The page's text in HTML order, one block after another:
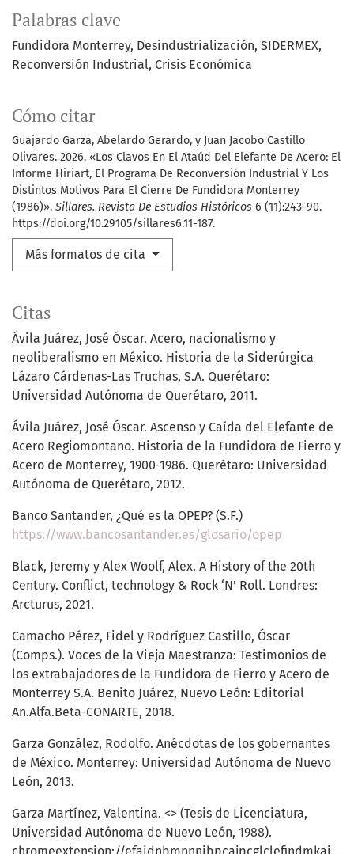
Palabras clave
Fundidora Monterrey Desindustrialización SIDERMEX
Reconversión Industrial Crisis Económica
Cómo citar
Guajardo Garza, Abelardo Gerardo, y Juan Jacobo Castillo
Olivares. 2026. «Los Clavos En El Ataúd Del Elefante De Acero: El
Informe Hiriart, El Programa De Reconversión Industrial Y Los
Distintos Motivos Para El Cierre De Fundidora Monterrey
(1986)». Sillares. Revista De Estudios Históricos 6 (11):243-90.
https://doi.org/10.29105/sillares6.11-187.
Más formatos de cita
Citas
Ávila Juárez, José Óscar. Acero, nacionalismo y
neoliberalismo en México. Historia de la Siderúrgica
Lázaro Cárdenas-Las Truchas, S.A. Querétaro:
Universidad Autónoma de Querétaro, 2011.
Ávila Juárez, José Óscar. Ascenso y Caída del Elefante de
Acero Regiomontano. Historia de la Fundidora de Fierro y
Acero de Monterrey, 1900-1986. Querétaro: Universidad
Autónoma de Querétaro, 2012.
Banco Santander, ¿Qué es la OPEP? (S.F.)
https://www.bancosantander.es/glosario/opep
Black, Jeremy y Alex Woolf, Alex. A History of the 20th
Century. Conflict, technology & Rock ‘N’ Roll. Londres:
Arcturus, 2021.
Camacho Pérez, Fidel y Rodríguez Castillo, Óscar
(Comps.). Voces de la Vieja Maestranza: Testimonios de
los extrabajadores de la Fundidora de Fierro y Acero de
Monterrey S.A. Benito Juárez, Nuevo León: Editorial
An.Alfa.Beta-CONARTE, 2018.
Garza González, Rodolfo. Anécdotas de los gobernantes
de México. Monterrey: Universidad Autónoma de Nuevo
León, 2013.
Garza Martínez, Valentina. <> (Tesis de Licenciatura,
Universidad Autónoma de Nuevo León, 1988).